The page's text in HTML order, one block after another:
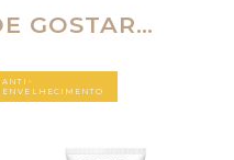
GOSTAR…
ANTI-
ENVELHECIMENTO